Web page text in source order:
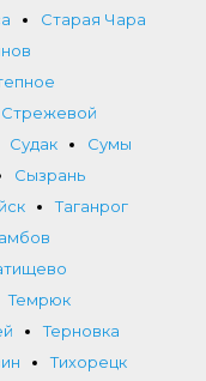
Старая Чара
Стрежевой
Судак
Сумы
Сызрань
Таганрог
Темрюк
Терновка
Тихорецк